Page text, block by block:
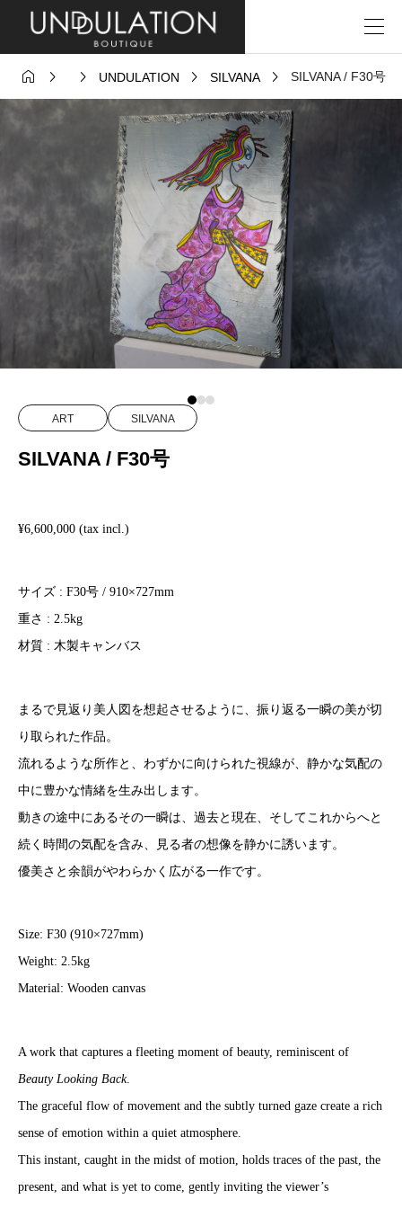
   UNDULATION  SILVANA  SILVANA / F30号
ART SILVANA
SILVANA / F30号
¥6,600,000 (tax incl.)
サイズ : F30号 / 910×727mm
重さ : 2.5kg
材質 : 木製キャンバス
まるで見返り美人図を想起させるように、振り返る一瞬の美が切
り取られた作品。
流れるような所作と、わずかに向けられた視線が、静かな気配の
中に豊かな情緒を生み出します。
動きの途中にあるその一瞬は、過去と現在、そしてこれからへと
続く時間の気配を含み、見る者の想像を静かに誘います。
優美さと余韻がやわらかく広がる一作です。
Size: F30 (910×727mm)
Weight: 2.5kg
Material: Wooden canvas
A work that captures a fleeting moment of beauty, reminiscent of
Beauty Looking Back.
The graceful flow of movement and the subtly turned gaze create a rich
sense of emotion within a quiet atmosphere.
This instant, caught in the midst of motion, holds traces of the past, the
present, and what is yet to come, gently inviting the viewer’s